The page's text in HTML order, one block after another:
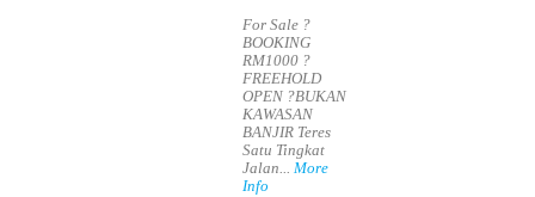
For Sale ?
BOOKING
RM1000 ?
FREEHOLD
OPEN ?BUKAN
KAWASAN
BANJIR Teres
Satu Tingkat
Jalan...More
Info